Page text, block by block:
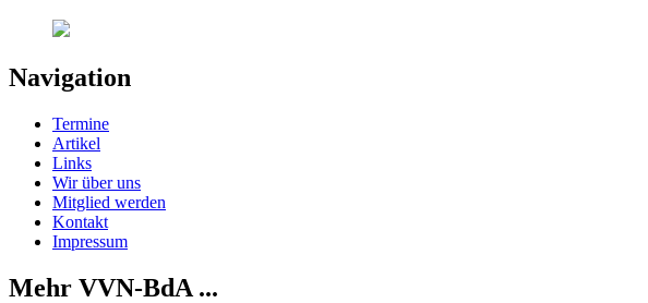
Navigation
Termine
Artikel
Links
Wir über uns
Mitglied werden
Kontakt
Impressum
Mehr VVN-BdA ...